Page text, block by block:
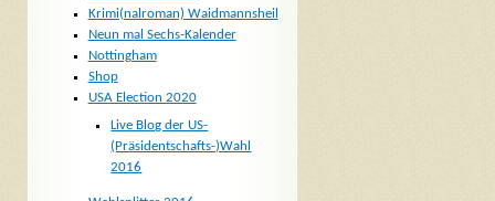
Krimi(nalroman) Waidmannsheil
Neun mal Sechs-Kalender
Nottingham
Shop
USA Election 2020
Live Blog der US-
(Präsidentschafts-)Wahl
2016